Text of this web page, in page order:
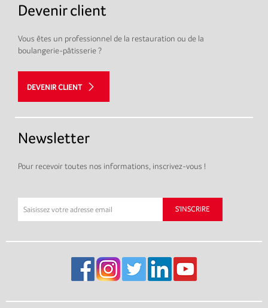
Devenir client
Vous êtes un professionnel de la restauration ou de la
boulangerie-pâtisserie ?
DEVENIR CLIENT
Newsletter
Pour recevoir toutes nos informations, inscrivez-vous !